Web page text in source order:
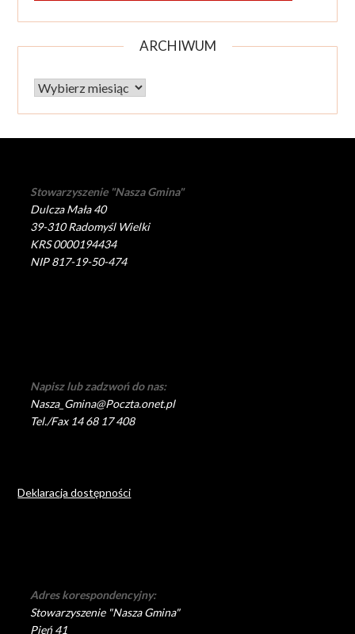
ARCHIWUM
Archiwum
Stowarzyszenie "Nasza Gmina"
Dulcza Mała 40
39-310 Radomyśl Wielki
KRS 0000194434
NIP 817-19-50-474
Napisz lub zadzwoń do nas:
Nasza_Gmina@Poczta.onet.pl
Tel./Fax 14 68 17 408
Deklaracja dostępności
Adres korespondencyjny:
Stowarzyszenie "Nasza Gmina"
Pień 41